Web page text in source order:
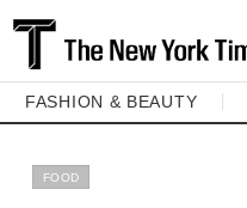
FASHION & BEAUTY
FOOD